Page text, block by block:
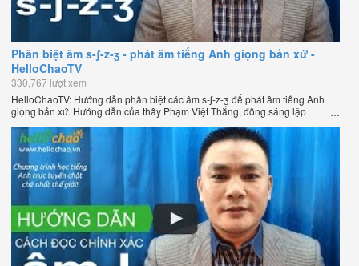
Phân biệt âm s-ʃ-z-ʒ - phát âm tiếng Anh giọng bản xứ -
HelloChaoTV
330,767 lượt xem
HelloChaoTV: Hướng dẫn phân biệt các âm s-ʃ-z-ʒ để phát âm tiếng Anh
giọng bản xứ. Hướng dẫn của thầy Phạm Việt Thắng, đồng sáng lập
giới.